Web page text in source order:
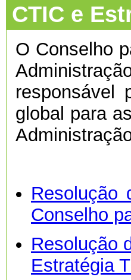
CTIC e
O Conselho
responsável
global para
Resolução
Conselho
Resolução
Estratégia